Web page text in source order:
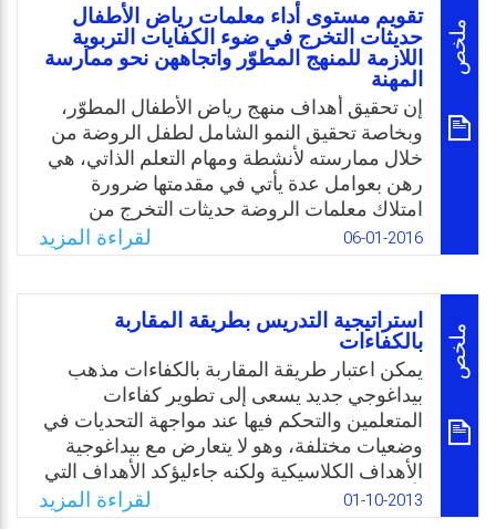
وجاء البحث الحالي كمحاولة للإجابة عن التساؤل
التالي: ما هي احتياجات النمو المهني لمعلمات
العلوم للمرحلة الابتدائية في ضوء كفايات معلم
العلوم؟
WhatsApp
Facebook
Twitter
Email
ملخص
تقويم مستوى أداء معلمات رياض الأطفال
حديثات التخرج في ضوء الكفايات التربوية
اللازمة للمنهج المطوّر واتجاههن نحو ممارسة
المهنة
إن تحقيق أهداف منهج رياض الأطفال المطوّر،
وبخاصة تحقيق النمو الشامل لطفل الروضة من
خلال ممارسته لأنشطة ومهام التعلم الذاتي، هي
رهن بعوامل عدة يأتي في مقدمتها ضرورة
امتلاك معلمات الروضة حديثات التخرج من
أقسام رياض الأطفال التابعة لكليات التربية
بالجامعات السعودية للكفايات التربوية اللازمة
لتنفيذها، فضلًا عن ذلك ضرورة أن يكون لديهن
الاتجاه الإيجابي نحو ممارسة المهنة؛ وذلك لما
لهذا الاتجاه الإيجابي من دور فعّال في نجاحهن
المهني وتقدمهن الأكاديمي وإدراكهن لواجباتهن
ومسؤولياتهن ودورهن الفعّال في تحقيق أهداف
مرحلة رياض الأطفال من حيث استخدامهن
للأساليب والممارسات التربوية الناجحة.
WhatsApp
Facebook
Twitter
Email
06-01-2016 لقراءة المزيد
ملخص
استراتيجية التدريس بطريقة المقاربة
بالكفاءات
يمكن اعتبار طريقة المقاربة بالكفاءات مذهب
بيداغوجي جديد يسعى إلى تطوير كفاءات
المتعلمين والتحكم فيها عند مواجهة التحديات في
وضعيات مختلفة، وهو لا يتعارض مع بيداغوجية
الأهداف الكلاسيكية ولكنه جاءليؤكد الأهداف التي
تأخذ بعين الاعتبار تطور المدرسة والمجتمع، وهذا
01-10-2013 لقراءة المزيد